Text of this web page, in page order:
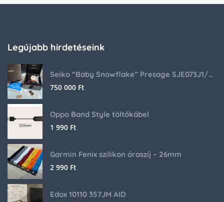
Legújabb hirdetéseink
Seiko “Baby Snowflake” Presage SJE073J1/SARA015 Limited Edition
750 000 Ft
Oppo Band Style töltőkábel
1 990 Ft
Garmin Fenix szilikon óraszíj – 26mm
2 990 Ft
Edox 10110 357JM AID